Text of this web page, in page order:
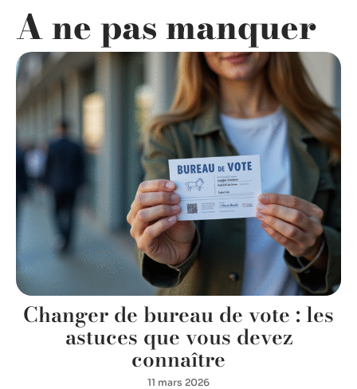
A ne pas manquer
Changer de bureau de vote : les
astuces que vous devez
connaître
11 mars 2026